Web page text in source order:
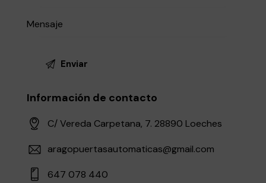
Información de contacto
C/ Vereda Carpetana, 7. 28890 Loeches
aragopuertasautomaticas@gmail.com
647 078 440